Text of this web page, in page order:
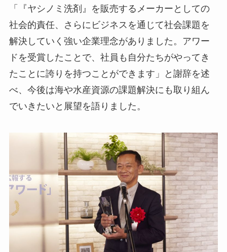
「『ヤシノミ洗剤』を販売するメーカーとしての
社会的責任、さらにビジネスを通じて社会課題を
解決していく強い企業理念がありました。アワー
ドを受賞したことで、社員も自分たちがやってき
たことに誇りを持つことができます」と謝辞を述
べ、今後は海や水産資源の課題解決にも取り組ん
でいきたいと展望を語りました。